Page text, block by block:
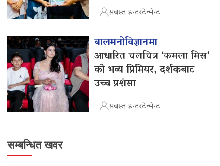
सबस्त इन्टरटेन्मेन्ट
बालमनोविज्ञानमा
आधारित चलचित्र ‘कमला मिस’
को भव्य प्रिमियर, दर्शकबाट
उच्च प्रशंसा
सबस्त इन्टरटेन्मेन्ट
सम्बन्धित खवर